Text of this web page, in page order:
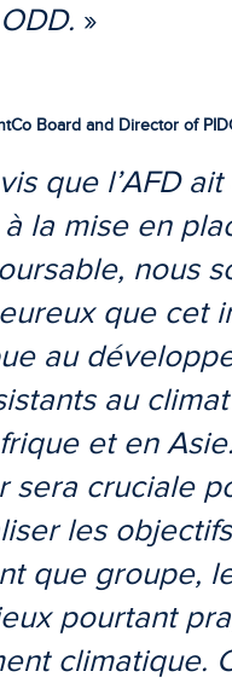
»
Board and Director of
que l’AFD
la mise en
nous
que cet
au
au
et en
sera cruciale
les
que groupe,
pourtant
climatique.